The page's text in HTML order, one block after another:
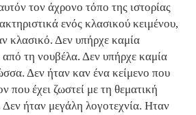
τον άχρονο τόπο της ιστορίας
ενός κλασικού κειμένου,
κλασικό. Δεν υπήρχε καμία
από τη νουβέλα. Δεν υπήρχε καμία
Δεν ήταν καν ένα κείμενο που
που έχει ζωστεί με τη θεματική
Δεν ήταν μεγάλη λογοτεχνία. Ηταν